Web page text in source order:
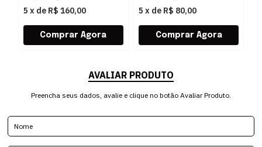
5 x de R$ 160,00 5 x de R$ 80,00
AVALIAR PRODUTO
Preencha seus dados, avalie e clique no botão Avaliar Produto.